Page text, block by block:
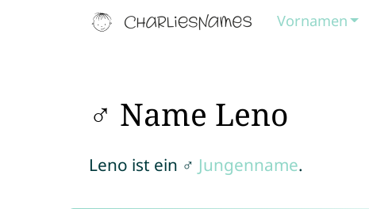
Vornamen
♂ Name Leno
Leno ist ein ♂ Jungenname.